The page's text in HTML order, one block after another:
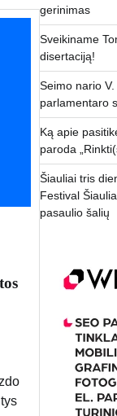
gerinimas
Sveikiname
disertaciją!
Seimo nario
parlamentaro
Ką apie
paroda
Šiauliai tris
Festival
pasaulio šalių